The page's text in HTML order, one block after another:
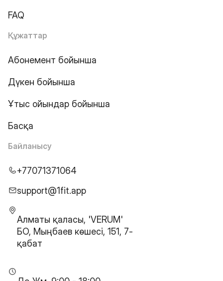
FAQ
Құжаттар
Абонемент бойынша
Дүкен бойынша
Ұтыс ойындар бойынша
Басқа
Байланысу
+77071371064
support@1fit.app
Алматы қаласы, 'VERUM'
БО, Мыңбаев көшесі, 151, 7-
қабат